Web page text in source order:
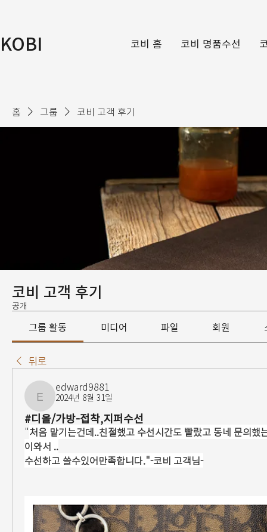
KOBI 코비 홈 코비 명품수선
홈 그룹 코비 고객 후기
코비 고객 후기
공개
그룹 활동 미디어 파일 회원
뒤로
edward9881
edward9881
2024년 8월 31일
#디올/가방-접착,지퍼수선
"처음 맡기는건데..친절했고 수선시간도 빨랐고 동네 문의했
이와서 ..
수선하고 쓸수있어만족합니다."-코비 고객님-